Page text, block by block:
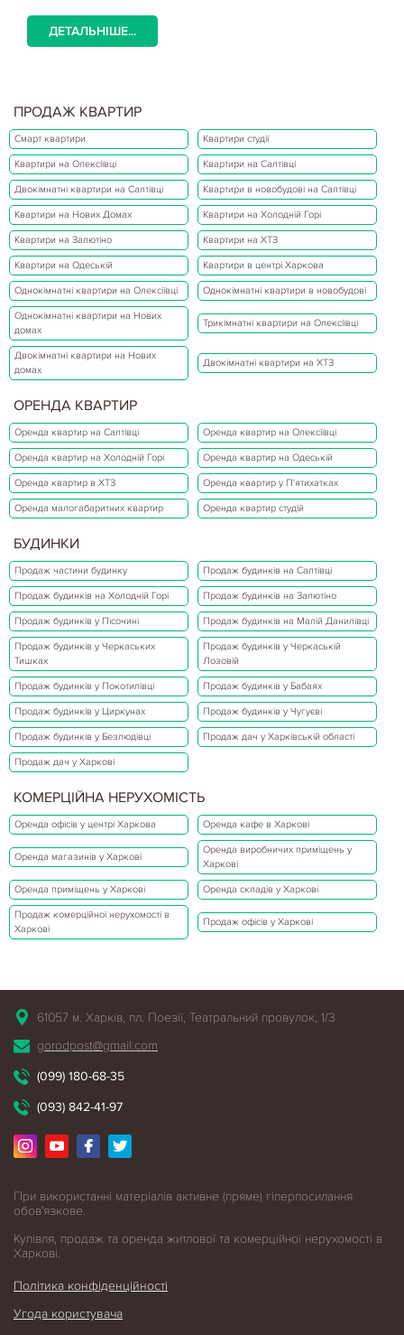
ДЕТАЛЬНІШЕ...
ПРОДАЖ КВАРТИР
Смарт квартири Квартири студії
Квартири на Олексіївці Квартири на Салтівці
Двокімнатні квартири на Салтівці Квартири в новобудові на Салтівці
Квартири на Нових Домах Квартири на Холодній Горі
Квартири на Залютіно Квартири на ХТЗ
Квартири на Одеській Квартири в центрі Харкова
Однокімнатні квартири на Олексіївці Однокімнатні квартири в новобудові
Однокімнатні квартири на Нових
домах
Трикімнатні квартири на Олексіївці
Двокімнатні квартири на Нових
домах
Двокімнатні квартири на ХТЗ
ОРЕНДА КВАРТИР
Оренда квартир на Салтівці Оренда квартир на Олексіївці
Оренда квартир на Холодній Горі Оренда квартир на Одеській
Оренда квартир в ХТЗ Оренда квартир у П'ятихатках
Оренда малогабаритних квартир Оренда квартир студій
БУДИНКИ
Продаж частини будинку Продаж будинків на Салтівці
Продаж будинків на Холодній Горі Продаж будинків на Залютіно
Продаж будинків у Пісочині Продаж будинків на Малій Данилівці
Продаж будинків у Черкаських
Тишках
Продаж будинків у Черкаській
Лозовій
Продаж будинків у Покотилівці Продаж будинків у Бабаях
Продаж будинків у Циркунах Продаж будинків у Чугуєві
Продаж будинків у Безлюдівці Продаж дач у Харківській області
Продаж дач у Харкові
КОМЕРЦІЙНА НЕРУХОМІСТЬ
Оренда офісів у центрі Харкова Оренда кафе в Харкові
Оренда магазинів у Харкові
Оренда виробничих приміщень у
Харкові
Оренда приміщень у Харкові Оренда складів у Харкові
Продаж комерційної нерухомості в
Харкові
Продаж офісів у Харкові
61057 м. Харків, пл. Поезії, Театральний провулок, 1/3
gorodpost@gmail.com
(099) 180-68-35
(093) 842-41-97
При використанні матеріалів активне (пряме) гіперпосилання
обов'язкове.
Купівля, продаж та оренда житлової та комерційної нерухомості в
Харкові.
Політика конфіденційності
Угода користувача